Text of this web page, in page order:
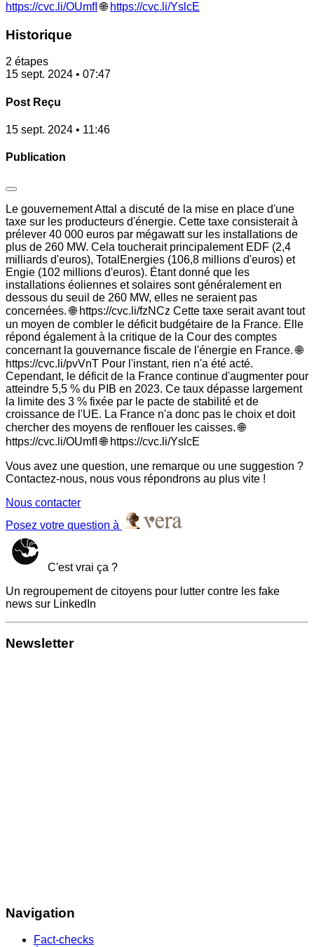
https://cvc.li/OUmfI 🌐 https://cvc.li/YslcE
Historique
2 étapes
15 sept. 2024 • 07:47
Post Reçu
15 sept. 2024 • 11:46
Publication
Le gouvernement Attal a discuté de la mise en place d'une
taxe sur les producteurs d'énergie. Cette taxe consisterait à
prélever 40 000 euros par mégawatt sur les installations de
plus de 260 MW. Cela toucherait principalement EDF (2,4
milliards d'euros), TotalEnergies (106,8 millions d'euros) et
Engie (102 millions d'euros). Étant donné que les
installations éoliennes et solaires sont généralement en
dessous du seuil de 260 MW, elles ne seraient pas
concernées. 🌐 https://cvc.li/fzNCz Cette taxe serait avant tout
un moyen de combler le déficit budgétaire de la France. Elle
répond également à la critique de la Cour des comptes
concernant la gouvernance fiscale de l'énergie en France. 🌐
https://cvc.li/pvVnT Pour l'instant, rien n'a été acté.
Cependant, le déficit de la France continue d'augmenter pour
atteindre 5,5 % du PIB en 2023. Ce taux dépasse largement
la limite des 3 % fixée par le pacte de stabilité et de
croissance de l'UE. La France n'a donc pas le choix et doit
chercher des moyens de renflouer les caisses. 🌐
https://cvc.li/OUmfI 🌐 https://cvc.li/YslcE
Vous avez une question, une remarque ou une suggestion ?
Contactez-nous, nous vous répondrons au plus vite !
Nous contacter
Posez votre question à
C'est vrai ça ?
Un regroupement de citoyens pour lutter contre les fake
news sur LinkedIn
Newsletter
Navigation
Fact-checks